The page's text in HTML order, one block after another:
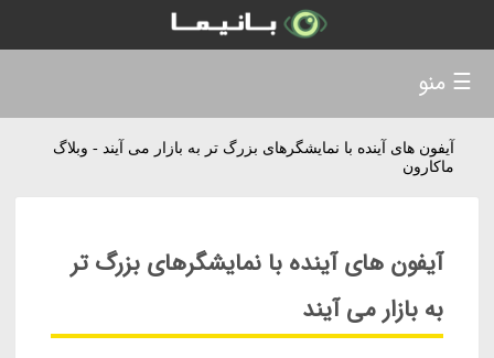
آیفون های آینده با نمایشگرهای بزرگ تر به بازار می آیند - وبلاگ
ماکارون
آیفون های آینده با نمایشگرهای بزرگ تر
به بازار می آیند
☰ منو